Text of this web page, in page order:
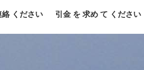
絡 ください 引金 を 求め て ください